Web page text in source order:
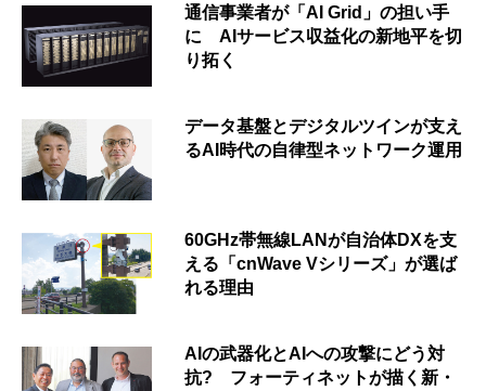
通信事業者が「AI Grid」の担い手
に AIサービス収益化の新地平を切
り拓く
データ基盤とデジタルツインが支え
るAI時代の自律型ネットワーク運用
60GHz帯無線LANが自治体DXを支
える「cnWave Vシリーズ」が選ば
れる理由
AIの武器化とAIへの攻撃にどう対
抗? フォーティネットが描く新・